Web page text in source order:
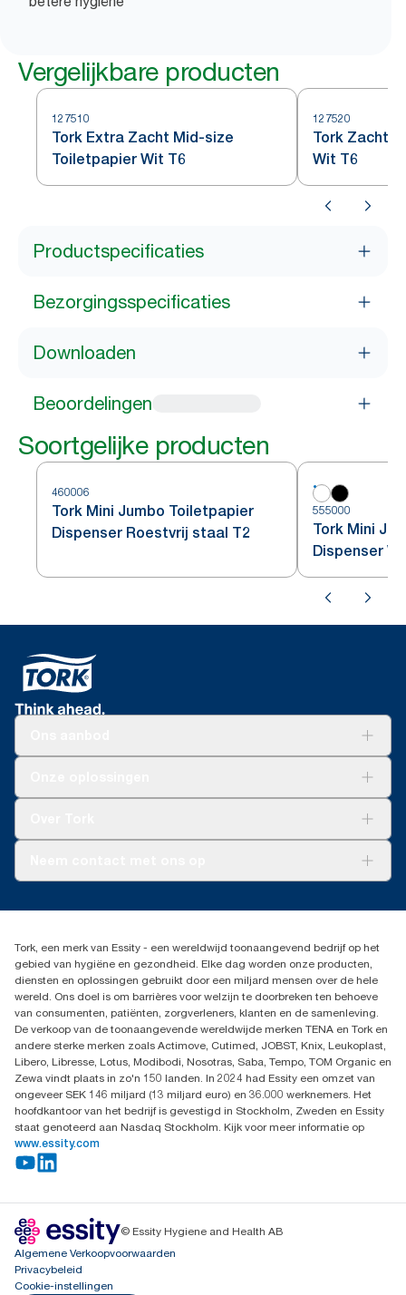
Vergelijkbare producten
127510
Tork Extra Zacht Mid-size
Toiletpapier Wit T6
127520
Tork Zacht
Wit T6
Productspecificaties
Bezorgingsspecificaties
Downloaden
Beoordelingen
Soortgelijke producten
460006
Tork Mini Jumbo Toiletpapier
Dispenser Roestvrij staal T2
555000
Tork Mini
Dispenser
Productklacht
Dispenserklacht
030 - 698 46 66
Essity Netherlands B.V.
Arnhemse Bovenweg 120
3708 AH ZEIST
Nederland
Tork, een merk van Essity - een wereldwijd toonaangevend bedrijf op het
gebied van hygiëne en gezondheid. Elke dag worden onze producten,
diensten en oplossingen gebruikt door een miljard mensen over de hele
wereld. Ons doel is om barrières voor welzijn te doorbreken ten behoeve
van consumenten, patiënten, zorgverleners, klanten en de samenleving.
De verkoop van de toonaangevende wereldwijde merken TENA en Tork en
andere sterke merken zoals Actimove, Cutimed, JOBST, Knix, Leukoplast,
Libero, Libresse, Lotus, Modibodi, Nosotras, Saba, Tempo, TOM Organic en
Zewa vindt plaats in zo'n 150 landen. In 2024 had Essity een omzet van
ongeveer SEK 146 miljard (13 miljard euro) en 36.000 werknemers. Het
hoofdkantoor van het bedrijf is gevestigd in Stockholm, Zweden en Essity
staat genoteerd aan Nasdaq Stockholm. Kijk voor meer informatie op
www.essity.com
© Essity Hygiene and Health AB
Algemene Verkoopvoorwaarden
Privacybeleid
Cookie-instellingen